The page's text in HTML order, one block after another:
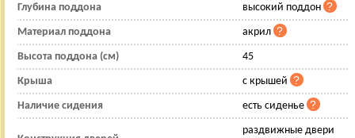
Глубина поддона высокий поддон
Материал поддона акрил
Высота поддона (см) 45
Крыша с крышей
Наличие сидения есть сиденье
раздвижные двери